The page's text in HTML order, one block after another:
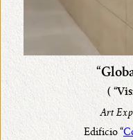
(
Art
Edificio “